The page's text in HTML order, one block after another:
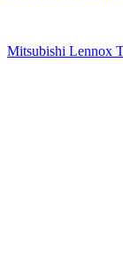
Mitsubishi Lennox